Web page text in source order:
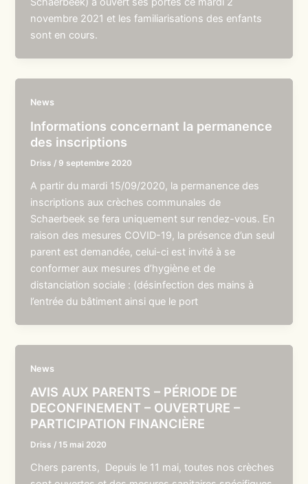
novembre 2021 et les familiarisations des enfants
sont en cours.
News
Informations concernant la permanence
des inscriptions
Driss / 9 septembre 2020
A partir du mardi 15/09/2020, la permanence des
inscriptions aux crèches communales de
Schaerbeek se fera uniquement sur rendez-vous. En
raison des mesures COVID-19, la présence d’un seul
parent est demandée, celui-ci est invité à se
conformer aux mesures d’hygiène et de
distanciation sociale : (désinfection des mains à
l’entrée du bâtiment ainsi que le port
News
AVIS AUX PARENTS – PÉRIODE DE
DECONFINEMENT – OUVERTURE –
PARTICIPATION FINANCIÈRE
Driss /15 mai 2020
Chers parents, Depuis le 11 mai, toutes nos crèches